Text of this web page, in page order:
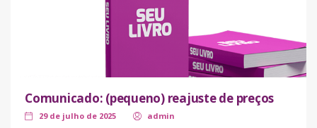
Comunicado: (pequeno) reajuste de preços
29 de julho de 2025 admin